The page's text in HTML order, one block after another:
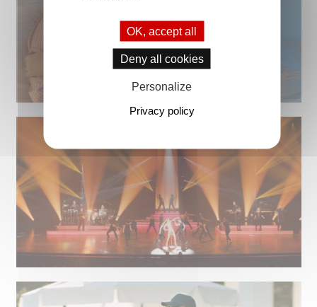
OK, accept all
Deny all cookies
Personalize
Privacy policy